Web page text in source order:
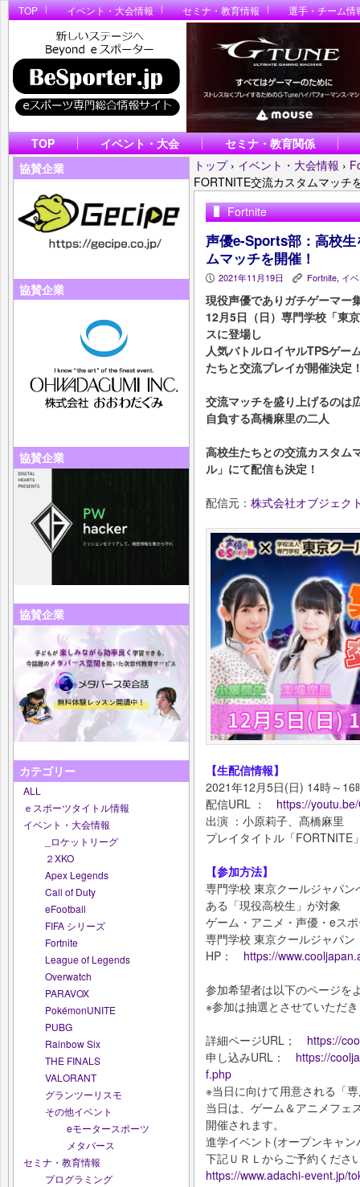
TOP イベント・大会情報 セミナ・教育情報 選手・チーム情
TOP イベント・大会
セミナ・教育関係
協賛企業
協賛企業
協賛企業
協賛企業
カテゴリー
ALL
ｅスポーツタイトル情報
イベント・大会情報
_ロケットリーグ
２XKO
Apex Legends
Call of Duty
eFootball
FIFA シリーズ
Fortnite
League of Legends
Overwatch
PARAVOX
PokémonUNITE
PUBG
Rainbow Six
THE FINALS
VALORANT
グランツーリスモ
その他イベント
eモータースポーツ
メタバース
セミナ・教育情報
プログラミング
トップ › イベント・大会情報 ›
FORTNITE交流カスタムマッチ
Fortnite
声優e-Sports部：高校
ムマッチを開催！
P 2021年11月19日 K Fortnite, イ
現役声優でありガチゲーマー
12月5日（日）専門学校「東
スに登場し
人気バトルロイヤルTPSゲー
たちと交流プレイが開催決定
交流マッチを盛り上げるのは
自負する髙橋麻里の二人
高校生たちとの交流カスタ
ル」にて配信も決定！
配信元： 株式会社オブジェク
【生配信情報】
2021年12月5日(日) 14時～16
配信URL ： https://
出演 ：小原莉子、髙橋麻里
プレイタイトル「FORTNITE
【参加方法】
専門学校 東京クールジャパ
ある「現役高校生」が対象
ゲーム・アニメ・声優・eス
専門学校 東京クールジャパン
HP： https://
参加希望者は以下のページを
※参加は抽選とさせていただ
詳細ページURL； https://
申し込みURL： https://
f.php
※当日に向けて用意される「
当日は、ゲーム＆アニメフェ
開催されます。
進学イベント(オープンキャ
下記ＵＲＬからご予約くださ
https://www.adachi-event.jp/